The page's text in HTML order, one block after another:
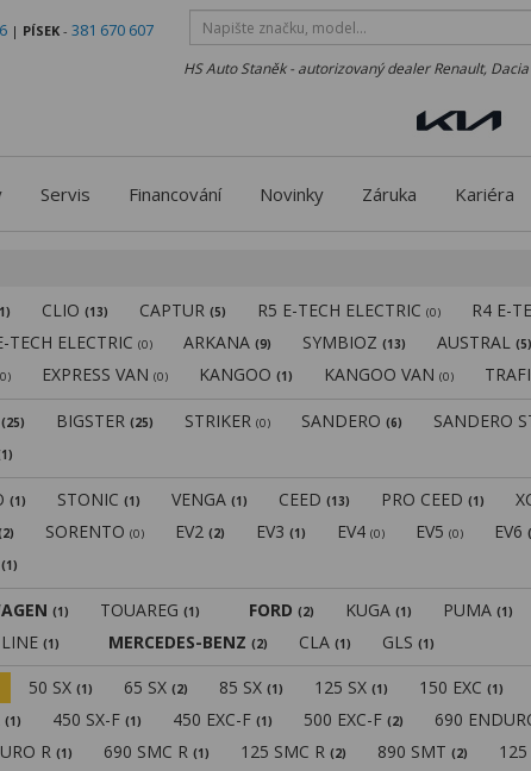
| PÍSEK - 381 670 607
HS Auto Staněk - autorizovaný dealer Renault,
Servis Financování Novinky Záruka Kariéra
CLIO(13) CAPTUR(5) R5 E-TECH ELECTRIC(0) R4 E-
TECH ELECTRIC(0) ARKANA(9) SYMBIOZ(13) AUSTRAL(5)
EXPRESS VAN(0) KANGOO(1) KANGOO VAN(0)
(25) BIGSTER(25) STRIKER(0) SANDERO(6) SANDERO
(1) STONIC(1) VENGA(1) CEED(13) PRO CEED(1)
SORENTO(0) EV2(2) EV3(1) EV4(0) EV5(0) EV6
(1)
(1) TOUAREG (1) FORD (2) KUGA (1) PUMA (1)
(1) MERCEDES-BENZ (2) CLA (1) GLS (1)
50 SX(1) 65 SX(2) 85 SX(1) 125 SX(1) 150 EXC(1)
(1) 450 SX-F(1) 450 EXC-F(1) 500 EXC-F(2) 690
R(1) 690 SMC R(1) 125 SMC R(2) 890 SMT(2)